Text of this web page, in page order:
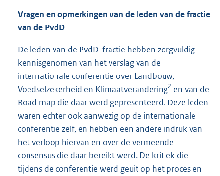
Vragen en opmerkingen van de leden van de fractie
van de PvdD
De leden van de PvdD-fractie hebben zorgvuldig
kennisgenomen van het verslag van de
internationale conferentie over Landbouw,
Voedselzekerheid en Klimaatverandering2 en van de
Road map die daar werd gepresenteerd. Deze leden
waren echter ook aanwezig op de internationale
conferentie zelf, en hebben een andere indruk van
het verloop hiervan en over de vermeende
consensus die daar bereikt werd. De kritiek die
tijdens de conferentie werd geuit op het proces en